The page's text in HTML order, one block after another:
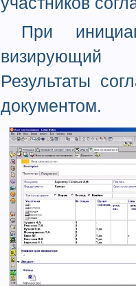
При
визирующий
Результаты
документом.